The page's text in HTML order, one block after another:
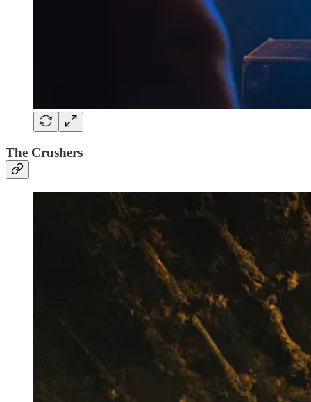
The Crushers